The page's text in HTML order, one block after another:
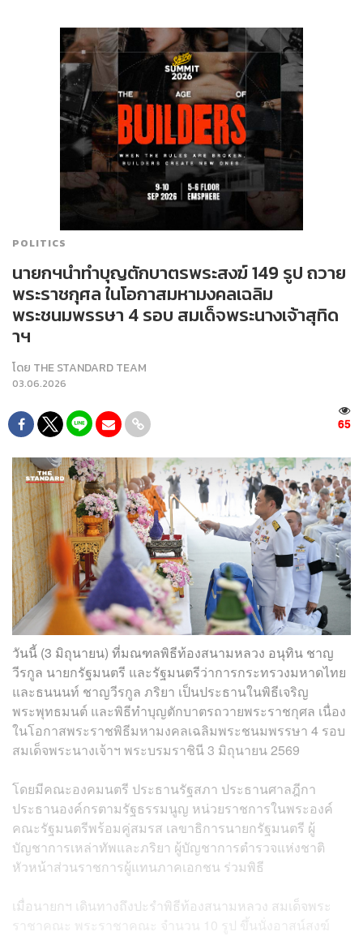
POLITICS
นายกฯนำทำบุญตักบาตรพระสงฆ์ 149 รูป ถวาย
พระราชกุศล ในโอกาสมหามงคลเฉลิม
พระชนมพรรษา 4 รอบ สมเด็จพระนางเจ้าสุทิด
าฯ
โดย THE STANDARD TEAM
03.06.2026
65
วันนี้ (3 มิถุนายน) ที่มณฑลพิธีท้องสนามหลวง อนุทิน ชาญ
วีรกูล นายกรัฐมนตรี และรัฐมนตรีว่าการกระทรวงมหาดไทย
และธนนนท์ ชาญวีรกูล ภริยา เป็นประธานในพิธีเจริญ
พระพุทธมนต์ และพิธีทำบุญตักบาตรถวายพระราชกุศล เนื่อง
ในโอกาสพระราชพิธีมหามงคลเฉลิมพระชนมพรรษา 4 รอบ
สมเด็จพระนางเจ้าฯ พระบรมราชินี 3 มิถุนายน 2569
โดยมีคณะองคมนตรี ประธานรัฐสภา ประธานศาลฎีกา
ประธานองค์กรตามรัฐธรรมนูญ หน่วยราชการในพระองค์
คณะรัฐมนตรีพร้อมคู่สมรส เลขาธิการนายกรัฐมนตรี ผู้
บัญชาการเหล่าทัพและภริยา ผู้บัญชาการตำรวจแห่งชาติ
หัวหน้าส่วนราชการผู้แทนภาคเอกชน ร่วมพิธี
เมื่อนายกฯ เดินทางถึงปะรำพิธีท้องสนามหลวง สมเด็จพระ
ราชาคณะ พระราชาคณะ จำนวน 10 รูป ขึ้นนั่งอาสน์สงฆ์